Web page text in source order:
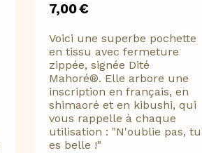
7,00€
Voici une superbe pochette
en tissu avec fermeture
zippée, signée Dité
Mahoré®. Elle arbore une
inscription en français, en
shimaoré et en kibushi, qui
vous rappelle à chaque
utilisation : "N'oublie pas, tu
es belle !"